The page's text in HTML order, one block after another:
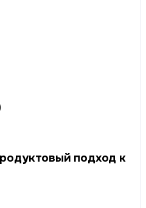
подход к